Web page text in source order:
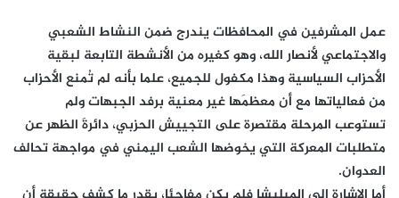
عمل المشرفين في المحافظات يندرج ضمن النشاط الشعبي
والاجتماعي لأنصار الله، وهو كغيره من الأنشطة التابعة لبقية
الأحزاب السياسية وهذا مكفول للجميع، علما بأنه لم تُمنع الأحزاب
من فعالياتها مع أن معظمَها غير معنية برفد الجبهات ولم
تستوعب المرحلة مقتصرة على التجييش الحزبي، دائرةَ الظهر عن
متطلبات المعركة التي يخوضها الشعب اليمني في مواجهة تحالف
العدوان.